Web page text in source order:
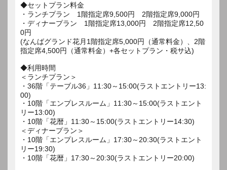
◆セットプラン料金
・ランチプラン 1階指定席9,500円 2階指定席9,000円
・ディナープラン 1階指定席13,000円 2階指定席12,50
0円
(なんばグランド花月1階指定席5,000円（通常料金）、2階
指定席4,500円（通常料金）+各セットプラン・税サ込)
◆利用時間
＜ランチプラン＞
・36階「テーブル36」11:30～15:00(ラストエントリー13:
00)
・10階「エンプレスルーム」11:30～15:00(ラストエント
リー13:00)
・10階「花暦」11:30～15:00(ラストエントリー14:30)
＜ディナープラン＞
・10階「エンプレスルーム」17:30～20:30(ラストエント
リー19:30)
・10階「花暦」17:30～20:30(ラストエントリー20:00)